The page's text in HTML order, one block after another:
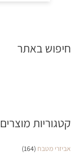
חיפוש באתר
קטגוריות מוצרים
אביזרי מטבח (164)